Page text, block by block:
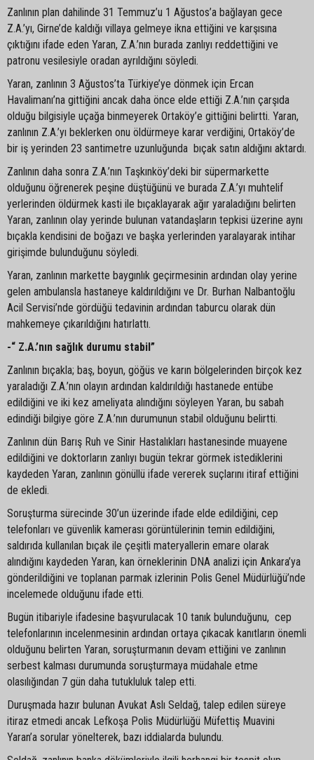
Zanlının plan dahilinde 31 Temmuz’u 1 Ağustos’a bağlayan gece
Z.A.’yı, Girne’de kaldığı villaya gelmeye ikna ettiğini ve karşısına
çıktığını ifade eden Yaran, Z.A.’nın burada zanlıyı reddettiğini ve
patronu vesilesiyle oradan ayrıldığını söyledi.
Yaran, zanlının 3 Ağustos’ta Türkiye’ye dönmek için Ercan
Havalimanı’na gittiğini ancak daha önce elde ettiği Z.A.’nın çarşıda
olduğu bilgisiyle uçağa binmeyerek Ortaköy’e gittiğini belirtti. Yaran,
zanlının Z.A.’yı beklerken onu öldürmeye karar verdiğini, Ortaköy’de
bir iş yerinden 23 santimetre uzunluğunda bıçak satın aldığını aktardı.
Zanlının daha sonra Z.A.’nın Taşkınköy’deki bir süpermarkette
olduğunu öğrenerek peşine düştüğünü ve burada Z.A.’yı muhtelif
yerlerinden öldürmek kasti ile bıçaklayarak ağır yaraladığını belirten
Yaran, zanlının olay yerinde bulunan vatandaşların tepkisi üzerine aynı
bıçakla kendisini de boğazı ve başka yerlerinden yaralayarak intihar
girişimde bulunduğunu söyledi.
Yaran, zanlının markette baygınlık geçirmesinin ardından olay yerine
gelen ambulansla hastaneye kaldırıldığını ve Dr. Burhan Nalbantoğlu
Acil Servisi’nde gördüğü tedavinin ardından taburcu olarak dün
mahkemeye çıkarıldığını hatırlattı.
-“ Z.A.’nın sağlık durumu stabil”
Zanlının bıçakla; baş, boyun, göğüs ve karın bölgelerinden birçok kez
yaraladığı Z.A.’nın olayın ardından kaldırıldığı hastanede entübe
edildiğini ve iki kez ameliyata alındığını söyleyen Yaran, bu sabah
edindiği bilgiye göre Z.A.’nın durumunun stabil olduğunu belirtti.
Zanlının dün Barış Ruh ve Sinir Hastalıkları hastanesinde muayene
edildiğini ve doktorların zanlıyı bugün tekrar görmek istediklerini
kaydeden Yaran, zanlının gönüllü ifade vererek suçlarını itiraf ettiğini
de ekledi.
Soruşturma sürecinde 30’un üzerinde ifade elde edildiğini, cep
telefonları ve güvenlik kamerası görüntülerinin temin edildiğini,
saldırıda kullanılan bıçak ile çeşitli materyallerin emare olarak
alındığını kaydeden Yaran, kan örneklerinin DNA analizi için Ankara’ya
gönderildiğini ve toplanan parmak izlerinin Polis Genel Müdürlüğü’nde
incelemede olduğunu ifade etti.
Bugün itibariyle ifadesine başvurulacak 10 tanık bulunduğunu, cep
telefonlarının incelenmesinin ardından ortaya çıkacak kanıtların önemli
olduğunu belirten Yaran, soruşturmanın devam ettiğini ve zanlının
serbest kalması durumunda soruşturmaya müdahale etme
olasılığından 7 gün daha tutukluluk talep etti.
Duruşmada hazır bulunan Avukat Aslı Seldağ, talep edilen süreye
itiraz etmedi ancak Lefkoşa Polis Müdürlüğü Müfettiş Muavini
Yaran’a sorular yönelterek, bazı iddialarda bulundu.